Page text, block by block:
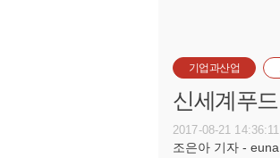
기업과산업
신세계푸
2017-08-21 14:36:11
조은아 기자 -